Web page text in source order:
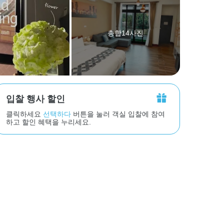
총합14사진
입찰 행사 할인
클릭하세요 선택하다 버튼을 눌러 객실 입찰에 참여
하고 할인 혜택을 누리세요.